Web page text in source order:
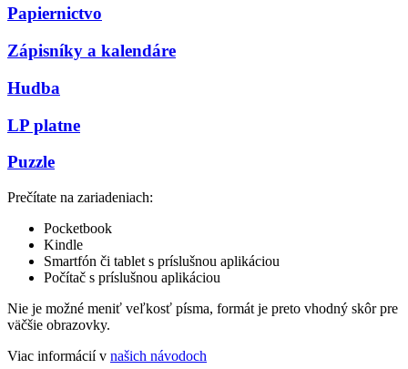
Papiernictvo
Zápisníky a kalendáre
Hudba
LP platne
Puzzle
Prečítate na zariadeniach:
Pocketbook
Kindle
Smartfón či tablet s príslušnou aplikáciou
Počítač s príslušnou aplikáciou
Nie je možné meniť veľkosť písma, formát je preto vhodný skôr pre
väčšie obrazovky.
Viac informácií v našich návodoch